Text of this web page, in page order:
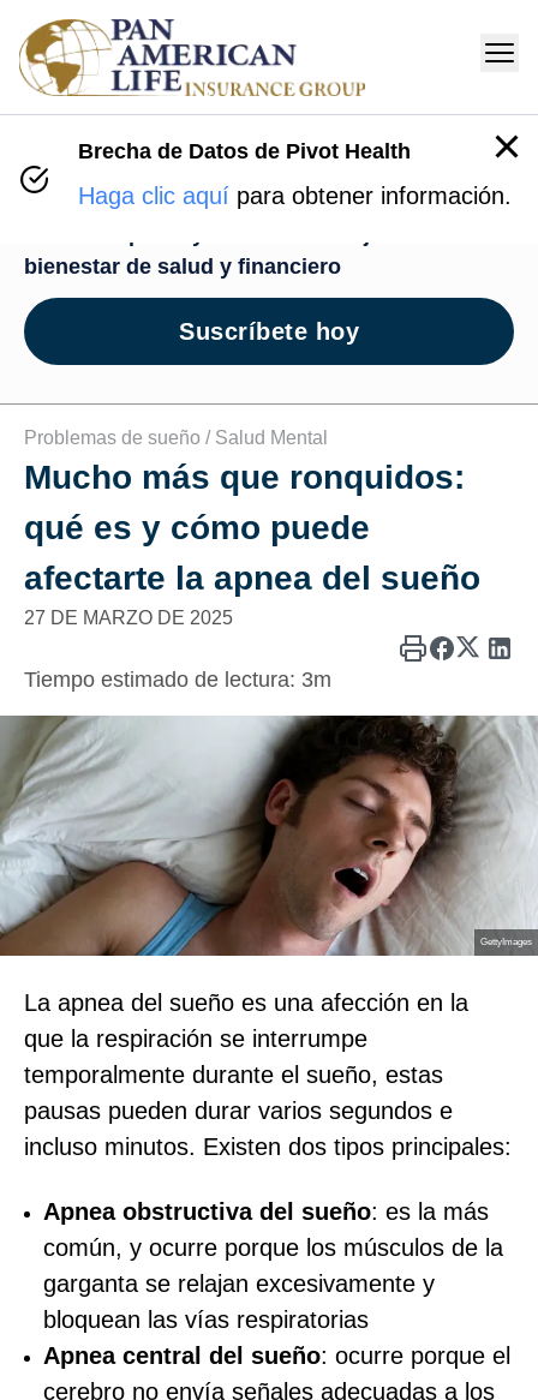
Centro de Bienestar
bienestar de salud y financiero
Suscríbete hoy
Problemas de sueño / Salud Mental
Mucho más que ronquidos:
qué es y cómo puede
afectarte la apnea del sueño
27 DE MARZO DE 2025
Tiempo estimado de lectura: 3m
GettyImages
La apnea del sueño es una afección en la
que la respiración se interrumpe
temporalmente durante el sueño, estas
pausas pueden durar varios segundos e
incluso minutos. Existen dos tipos principales:
Apnea obstructiva del sueño: es la más
común, y ocurre porque los músculos de la
garganta se relajan excesivamente y
bloquean las vías respiratorias
Apnea central del sueño: ocurre porque el
cerebro no envía señales adecuadas a los
Brecha de Datos de Pivot Health
Haga clic aquí para obtener información.